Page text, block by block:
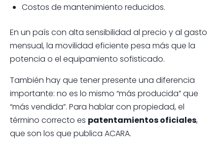
Costos de mantenimiento reducidos.
En un país con alta sensibilidad al precio y al gasto
mensual, la movilidad eficiente pesa más que la
potencia o el equipamiento sofisticado.
También hay que tener presente una diferencia
importante: no es lo mismo “más producida” que
“más vendida”. Para hablar con propiedad, el
término correcto es patentamientos oficiales,
que son los que publica ACARA.